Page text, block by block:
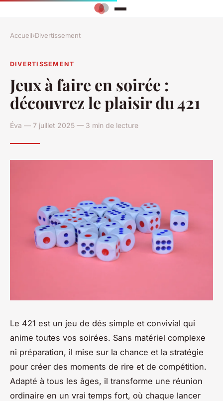
Accueil›Divertissement
DIVERTISSEMENT
Jeux à faire en soirée :
découvrez le plaisir du 421
Éva — 7 juillet 2025 — 3 min de lecture
Le 421 est un jeu de dés simple et convivial qui
anime toutes vos soirées. Sans matériel complexe
ni préparation, il mise sur la chance et la stratégie
pour créer des moments de rire et de compétition.
Adapté à tous les âges, il transforme une réunion
ordinaire en un vrai temps fort, où chaque lancer